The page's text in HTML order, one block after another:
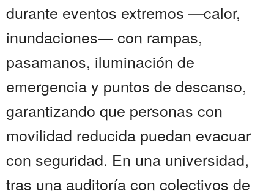
durante eventos extremos —calor,
inundaciones— con rampas,
pasamanos, iluminación de
emergencia y puntos de descanso,
garantizando que personas con
movilidad reducida puedan evacuar
con seguridad. En una universidad,
tras una auditoría con colectivos de